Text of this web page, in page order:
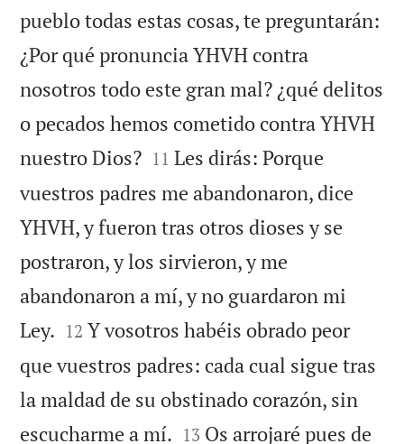
pueblo todas estas cosas, te preguntarán:
¿Por qué pronuncia YHVH contra
nosotros todo este gran mal? ¿qué delitos
o pecados hemos cometido contra YHVH
nuestro Dios?
11 Les dirás: Porque
vuestros padres me abandonaron, dice
YHVH, y fueron tras otros dioses y se
postraron, y los sirvieron, y me
abandonaron a mí, y no guardaron mi
Ley. 

12 Y vosotros habéis obrado peor
que vuestros padres: cada cual sigue tras
la maldad de su obstinado corazón, sin
escucharme a mí. 

13 Os arrojaré pues de